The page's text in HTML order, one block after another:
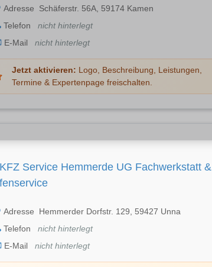
Adresse
Schäferstr. 56A, 59174 Kamen
Telefon
nicht hinterlegt
E-Mail
nicht hinterlegt
Jetzt aktivieren: Logo, Beschreibung, Leistungen,
Termine & Expertenpage freischalten.
Service Hemmerde UG Fachwerkstatt &
Adresse
Hemmerder Dorfstr. 129, 59427 Unna
Telefon
nicht hinterlegt
E-Mail
nicht hinterlegt